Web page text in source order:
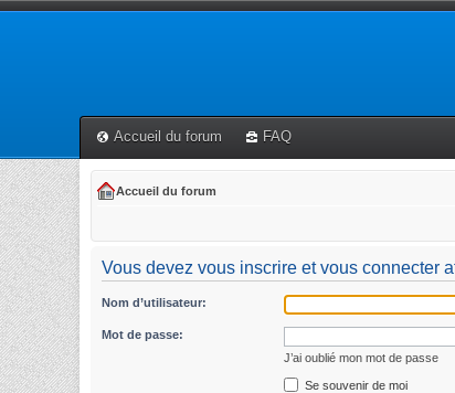
Accueil du forum FAQ
Accueil du forum
Vous devez vous inscrire et vous connecter
Nom d’utilisateur:
Mot de passe:
J’ai oublié mon mot de passe
Se souvenir de moi